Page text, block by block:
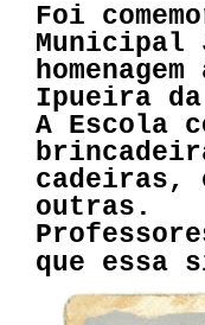
Foi
Municipal
Ipueira da
A Escola
cadeiras,
outras.
que essa